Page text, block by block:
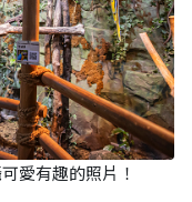
愛有趣的照片！